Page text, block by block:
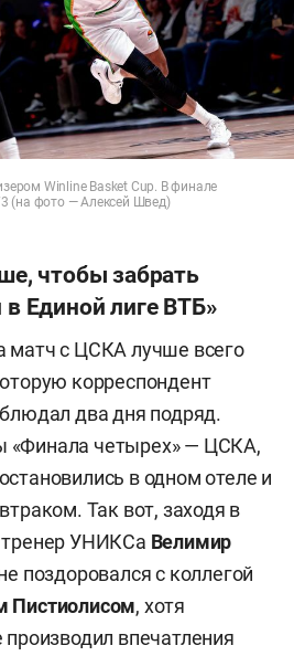
Winline Basket Cup. В финале
(на фото — Алексей Швед)
чтобы забрать
Единой лиге ВТБ»
матч с ЦСКА лучше всего
корреспондент
два дня подряд.
четырех» — ЦСКА,
в одном отеле и
Так вот, заходя в
УНИКСа Велимир
поздоровался с коллегой
Пистиолисом, хотя
впечатления